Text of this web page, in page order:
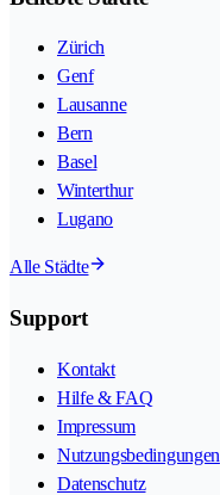
Zürich
Genf
Lausanne
Bern
Basel
Winterthur
Lugano
Alle Städte
Support
Kontakt
Hilfe & FAQ
Impressum
Nutzungsbedingungen
Datenschutz